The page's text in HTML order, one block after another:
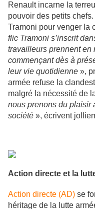
Renault incarne la
pouvoir des petits
Tramoni pour venger la
flic Tramoni s’inscrit
travailleurs prennent en
commençant dès à
leur vie quotidienne »,
armée refuse la
malgré la nécessité de
nous prenons du plaisir
société », écrivent
Action directe et la
Action directe (AD) se
héritage de la lutte